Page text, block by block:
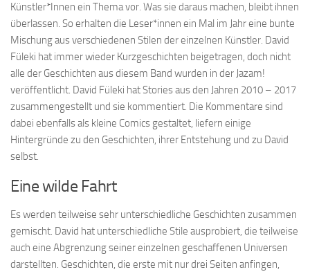
Künstler*Innen ein Thema vor. Was sie daraus machen, bleibt ihnen
überlassen. So erhalten die Leser*innen ein Mal im Jahr eine bunte
Mischung aus verschiedenen Stilen der einzelnen Künstler. David
Füleki hat immer wieder Kurzgeschichten beigetragen, doch nicht
alle der Geschichten aus diesem Band wurden in der Jazam!
veröffentlicht. David Füleki hat Stories aus den Jahren 2010 – 2017
zusammengestellt und sie kommentiert. Die Kommentare sind
dabei ebenfalls als kleine Comics gestaltet, liefern einige
Hintergründe zu den Geschichten, ihrer Entstehung und zu David
selbst.
Eine wilde Fahrt
Es werden teilweise sehr unterschiedliche Geschichten zusammen
gemischt. David hat unterschiedliche Stile ausprobiert, die teilweise
auch eine Abgrenzung seiner einzelnen geschaffenen Universen
darstellten. Geschichten, die erste mit nur drei Seiten anfingen,